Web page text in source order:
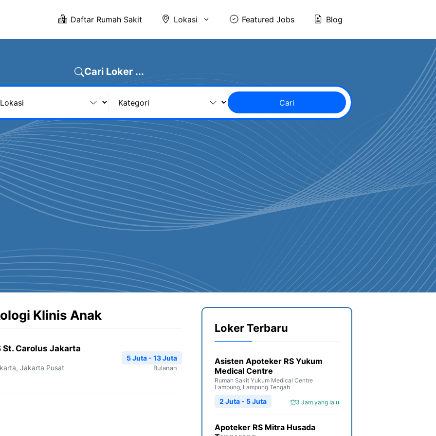
Daftar Rumah Sakit Lokasi Featured Jobs Blog
Cari Loker ...
Cari
Klinis Anak
St. Carolus Jakarta
, Jakarta Pusat
5 Juta - 13 Juta
Bulanan
Loker Terbaru
Asisten Apoteker RS Yukum
Medical Centre
Rumah Sakit Yukum Medical Centre
Lampung, Lampung Tengah
3 Jam yang lalu
2 Juta - 5 Juta
Apoteker RS Mitra Husada